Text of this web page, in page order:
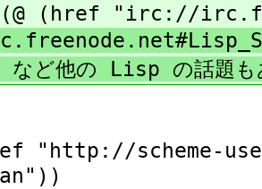
(href "irc://
ど他の Lisp の話題も
"http://scheme-